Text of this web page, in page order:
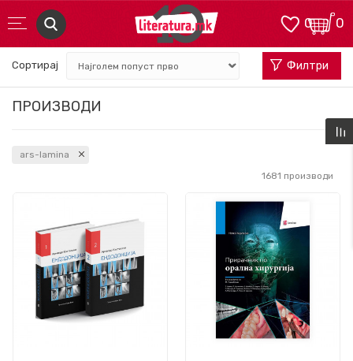
0
0
ПРОИЗВОДИ
Сортирај Филтри
ars-lamina
1681 производи